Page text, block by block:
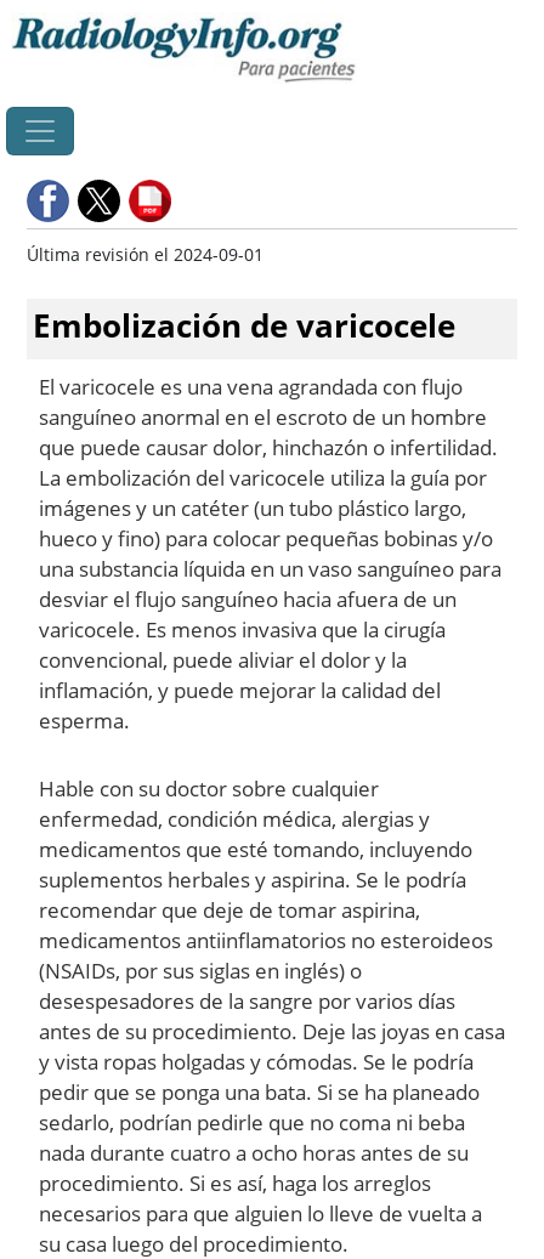
Última revisión el 2024-09-01
Embolización de varicocele
El varicocele es una vena agrandada con flujo
sanguíneo anormal en el escroto de un hombre
que puede causar dolor, hinchazón o infertilidad.
La embolización del varicocele utiliza la guía por
imágenes y un catéter (un tubo plástico largo,
hueco y fino) para colocar pequeñas bobinas y/o
una substancia líquida en un vaso sanguíneo para
desviar el flujo sanguíneo hacia afuera de un
varicocele. Es menos invasiva que la cirugía
convencional, puede aliviar el dolor y la
inflamación, y puede mejorar la calidad del
esperma.
Hable con su doctor sobre cualquier
enfermedad, condición médica, alergias y
medicamentos que esté tomando, incluyendo
suplementos herbales y aspirina. Se le podría
recomendar que deje de tomar aspirina,
medicamentos antiinflamatorios no esteroideos
(NSAIDs, por sus siglas en inglés) o
desespesadores de la sangre por varios días
antes de su procedimiento. Deje las joyas en casa
y vista ropas holgadas y cómodas. Se le podría
pedir que se ponga una bata. Si se ha planeado
sedarlo, podrían pedirle que no coma ni beba
nada durante cuatro a ocho horas antes de su
procedimiento. Si es así, haga los arreglos
necesarios para que alguien lo lleve de vuelta a
su casa luego del procedimiento.